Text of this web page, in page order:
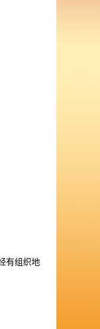
有组织地